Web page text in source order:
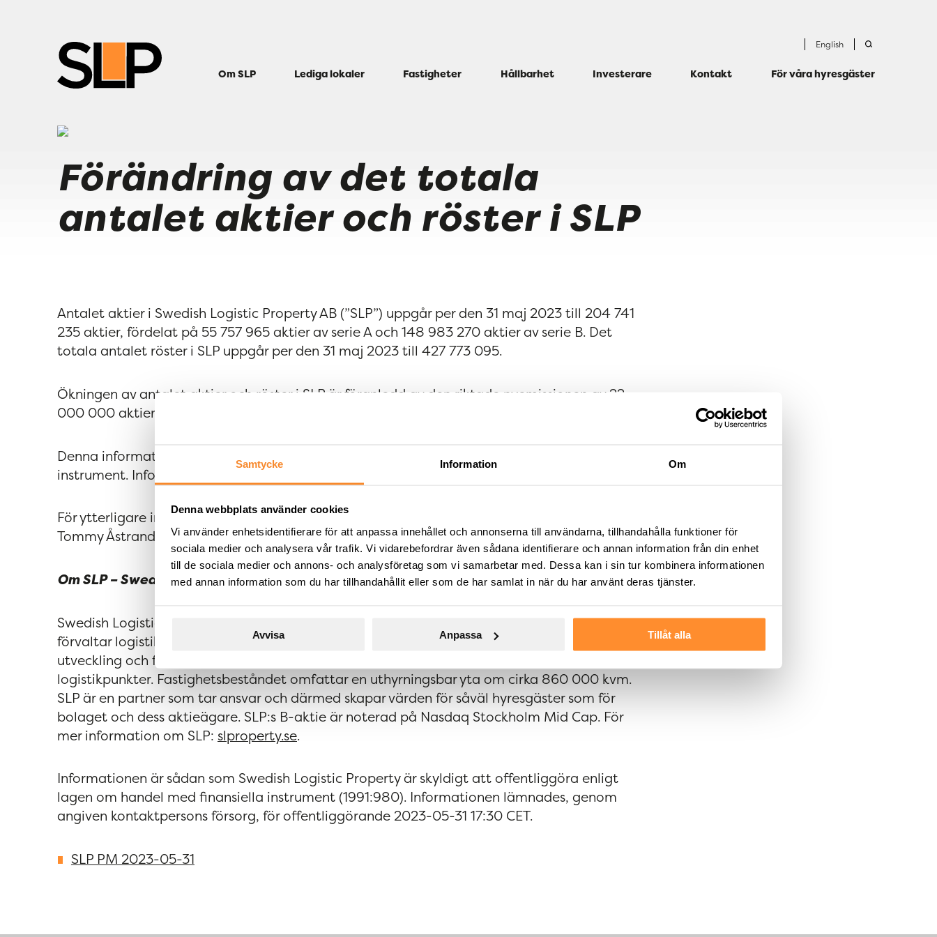
Samtycke Information Om
Denna webbplats använder cookies
Vi använder enhetsidentifierare för att anpassa innehållet och annonserna till användarna, tillhandahålla funktioner för
sociala medier och analysera vår trafik. Vi vidarebefordrar även sådana identifierare och annan information från din enhet
till de sociala medier och annons- och analysföretag som vi samarbetar med. Dessa kan i sin tur kombinera informationen
med annan information som du har tillhandahållit eller som de har samlat in när du har använt deras tjänster.
Avvisa Anpassa Tillåt alla
English
Om SLP Lediga lokaler Fastigheter Hållbarhet Investerare Kontakt För våra hyresgäster
Förändring av det totala
antalet aktier och röster i SLP
Antalet aktier i Swedish Logistic Property AB (”SLP”) uppgår per den 31 maj 2023 till 204 741
235 aktier, fördelat på 55 757 965 aktier av serie A och 148 983 270 aktier av serie B. Det
totala antalet röster i SLP uppgår per den 31 maj 2023 till 427 773 095.
Ökningen av antalet aktier och röster i SLP är föranledd av den riktade nyemissionen av 22
000 000 aktier av serie B som styrelsen i SLP beslutade om den 3 maj 2023.
Denna information offentliggörs enligt 4 kap. 9 § lagen (1991:980) om handel med finansiella
instrument. Informationen lämnades för offentliggörande den 31 maj 2023, kl. 17:30 CEST.
För ytterligare information:
Tommy Åstrand, vd på SLP, telefon: 0705-455 997
Om SLP – Swedish Logistic Property
Swedish Logistic Property – SLP – är ett svenskt fastighetsbolag som förvärvar, förädlar och
förvaltar logistikfastigheter med hållbarhet i fokus. Värdetillväxt skapas genom löpande
utveckling och förädling av fastigheterna, som är belägna i Sveriges viktigaste
logistikpunkter. Fastighetsbeståndet omfattar en uthyrningsbar yta om cirka 860 000 kvm.
SLP är en partner som tar ansvar och därmed skapar värden för såväl hyresgäster som för
bolaget och dess aktieägare. SLP:s B-aktie är noterad på Nasdaq Stockholm Mid Cap. För
mer information om SLP: slproperty.se.
Informationen är sådan som Swedish Logistic Property är skyldigt att offentliggöra enligt
lagen om handel med finansiella instrument (1991:980). Informationen lämnades, genom
angiven kontaktpersons försorg, för offentliggörande 2023-05-31 17:30 CET.
SLP PM 2023-05-31